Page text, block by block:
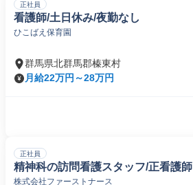
正社員
看護師/土日休み/夜勤なし
ひこばえ保育園
群馬県北群馬郡榛東村
月給22万円～28万円
正社員
精神科の訪問看護スタッフ/正看護師
株式会社ファーストナース